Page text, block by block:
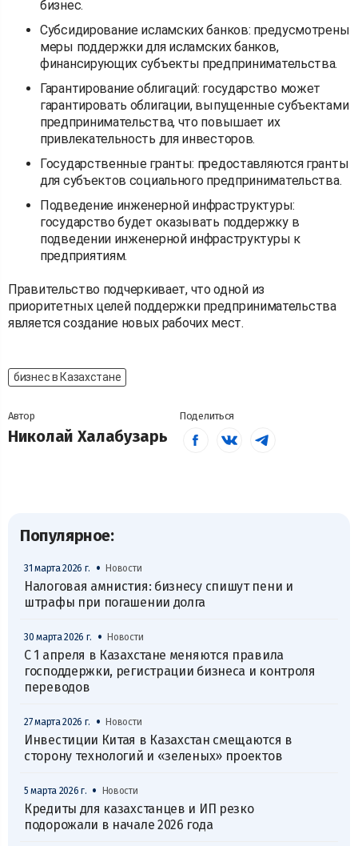
бизнес.
Субсидирование исламских банков: предусмотрены
меры поддержки для исламских банков,
финансирующих субъекты предпринимательства.
Гарантирование облигаций: государство может
гарантировать облигации, выпущенные субъектами
предпринимательства, что повышает их
привлекательность для инвесторов.
Государственные гранты: предоставляются гранты
для субъектов социального предпринимательства.
Подведение инженерной инфраструктуры:
государство будет оказывать поддержку в
подведении инженерной инфраструктуры к
предприятиям.
Правительство подчеркивает, что одной из
приоритетных целей поддержки предпринимательства
является создание новых рабочих мест.
бизнес в Казахстане
Автор
Николай Халабузарь
Поделиться
Популярное:
31 марта 2026 г. • Новости
Налоговая амнистия: бизнесу спишут пени и
штрафы при погашении долга
30 марта 2026 г. • Новости
С 1 апреля в Казахстане меняются правила
господдержки, регистрации бизнеса и контроля
переводов
27 марта 2026 г. • Новости
Инвестиции Китая в Казахстан смещаются в
сторону технологий и «зеленых» проектов
5 марта 2026 г. • Новости
Кредиты для казахстанцев и ИП резко
подорожали в начале 2026 года